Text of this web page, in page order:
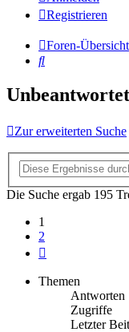
Registrieren
Foren-Übersicht
Suche
Zur erweiterten Suche
Die Suche ergab 195
1
2
Themen
Antworten
Zugriffe
Letzter